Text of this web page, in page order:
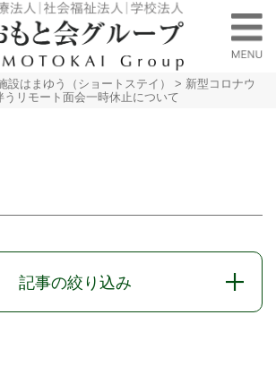
設はまゆう（ショートステイ） > 新型コロナウ
うリモート面会一時休止について
記事の絞り込み